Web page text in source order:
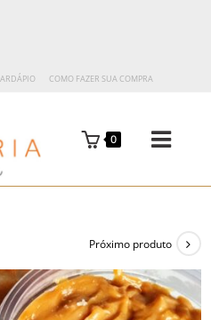
COMO FAZER SUA COMPRA
0
Próximo produto